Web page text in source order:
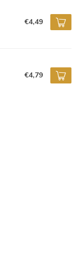
€4,49
€4,79